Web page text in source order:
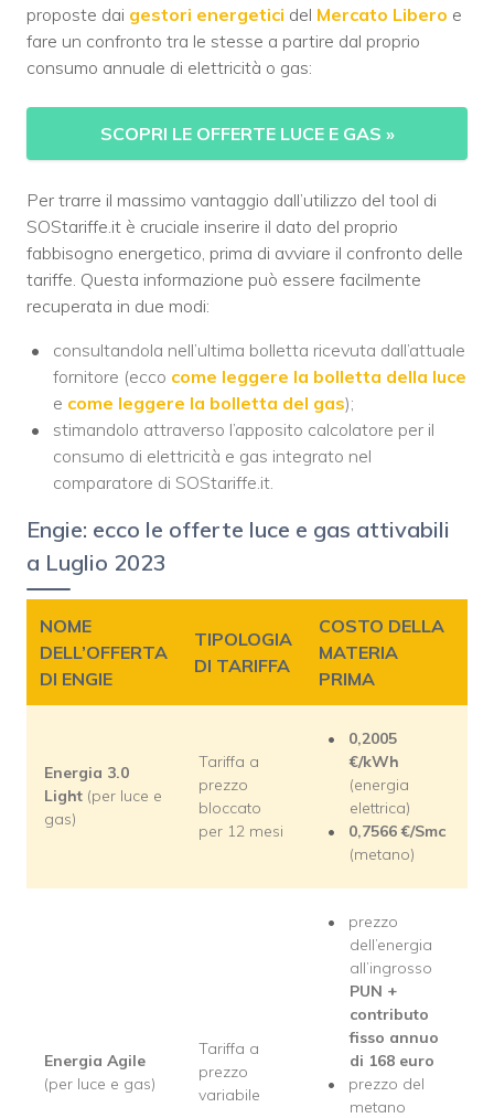
proposte dai gestori energetici del Mercato Libero e
fare un confronto tra le stesse a partire dal proprio
consumo annuale di elettricità o gas:
SCOPRI LE OFFERTE LUCE E GAS »
Per trarre il massimo vantaggio dall’utilizzo del tool di
SOStariffe.it è cruciale inserire il dato del proprio
fabbisogno energetico, prima di avviare il confronto delle
tariffe. Questa informazione può essere facilmente
recuperata in due modi:
consultandola nell’ultima bolletta ricevuta dall’attuale
fornitore (ecco come leggere la bolletta della luce
e come leggere la bolletta del gas);
stimandolo attraverso l’apposito calcolatore per il
consumo di elettricità e gas integrato nel
comparatore di SOStariffe.it.
Engie: ecco le offerte luce e gas attivabili
a Luglio 2023
NOME
DELL’OFFERTA
DI ENGIE
TIPOLOGIA
DI TARIFFA
COSTO DELLA
MATERIA
PRIMA
Energia 3.0
Light (per luce e
gas)
Tariffa a
prezzo
bloccato
per 12 mesi
0,2005
€/kWh
(energia
elettrica)
0,7566 €/Smc
(metano)
Energia Agile
(per luce e gas)
Tariffa a
prezzo
variabile
prezzo
dell’energia
all’ingrosso
PUN +
contributo
fisso annuo
di 168 euro
prezzo del
metano